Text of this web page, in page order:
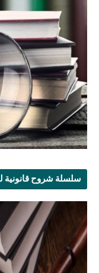
سلسلة شروح قانونية